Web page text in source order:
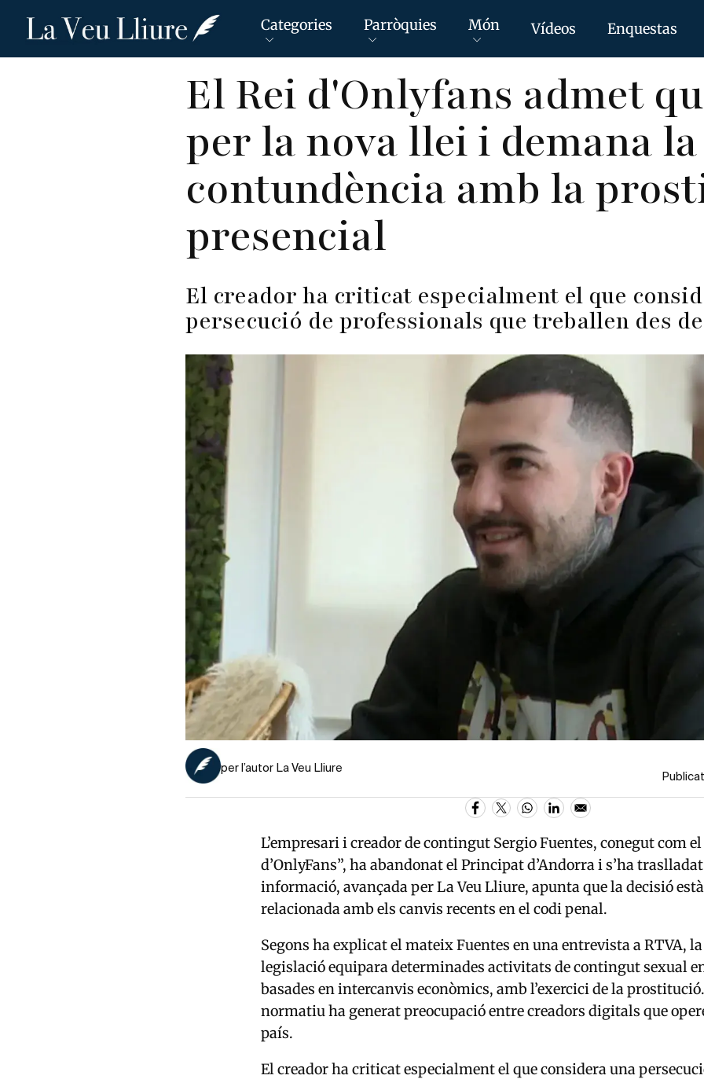
Vés
Categories Parròquies Món Vídeos Enquestas
El Rei d'Onlyfans admet
per la nova llei i demana
contundència amb la
presencial
El creador ha criticat especialment el que
persecució de professionals que treballen des
per l’autor La Veu Lliure
L’empresari i creador de contingut Sergio Fuentes, conegut com
d’OnlyFans”, ha abandonat el Principat d’Andorra i s’ha
informació, avançada perLa Veu Lliure, apunta que la decisió
relacionada amb els canvis recents en el codi penal.
Segons ha explicat el mateix Fuentes en una entrevista a RTVA,
legislació equipara determinades activitats de contingut sexual
basades en intercanvis econòmics, amb l’exercici de la
normatiu ha generat preocupació entre creadors digitals que
país.
El creador ha criticat especialment el que considera una